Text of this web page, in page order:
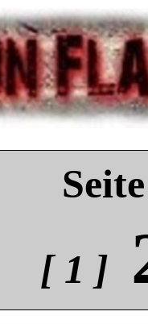
[ 1 ]